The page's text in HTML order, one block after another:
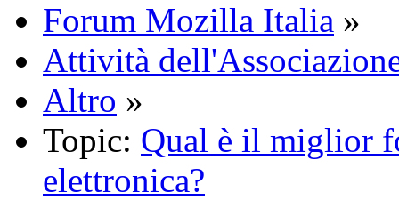
Forum Mozilla Italia »
Attività
Altro »
Topic: Qual è il miglior
elettronica?